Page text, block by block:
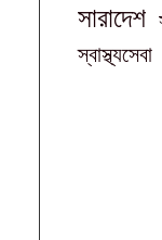
সারাদেশ
স্বাস্থ্যসেবা